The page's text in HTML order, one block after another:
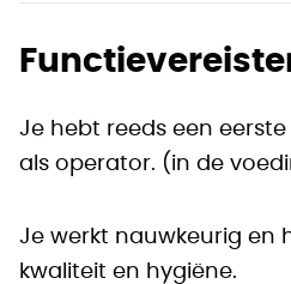
Je hebt reeds een
als operator. (in de
Je werkt nauwkeurig en
kwaliteit en hygiëne.